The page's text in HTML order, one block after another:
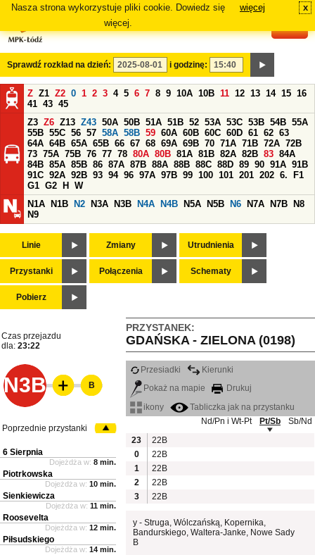
Nasza strona wykorzystuje pliki cookie. Dowiedz się
więcej.
więcej x
Sprawdź rozkład na dzień: i godzinę:
Z Z1 Z2 0 1 2 3 4 5 6 7 8 9 10A 10B 11 12 13 14 15 16
41 43 45
Z3 Z6 Z13 Z43 50A 50B 51A 51B 52 53A 53C 53B 54B 55A
55B 55C 56 57 58A 58B 59 60A 60B 60C 60D 61 62 63
64A 64B 65A 65B 66 67 68 69A 69B 70 71A 71B 72A 72B
73 75A 75B 76 77 78 80A 80B 81A 81B 82A 82B 83 84A
84B 85A 85B 86 87A 87B 88A 88B 88C 88D 89 90 91A 91B
91C 92A 92B 93 94 96 97A 97B 99 100 101 201 202 6.
F1
G1 G2 H
W
N1A
N1B N2 N3A N3B N4A N4B N5A N5B N6 N7A N7B
N8
N9
Linie Zmiany Utrudnienia
Przystanki Połączenia Schematy
Pobierz
PRZYSTANEK:
GDAŃSKA - ZIELONA (0198)
Czas przejazdu
dla: 23:22
N3B
Przesiadki
Kierunki
Pokaż na mapie
Drukuj
ikony
Tabliczka jak na przystanku
Nd/Pn i Wt-Pt
Pt/Sb
Sb/Nd
23
22B
0
22B
1
22B
2
22B
3
22B
y - Struga, Wólczańską, Kopernika,
Bandurskiego, Waltera-Janke, Nowe Sady
B
B
Poprzednie przystanki
6 Sierpnia
Dojeżdża w: 8 min.
Piotrkowska
Dojeżdża w: 10 min.
Sienkiewicza
Dojeżdża w: 11 min.
Roosevelta
Dojeżdża w: 12 min.
Piłsudskiego
Dojeżdża w: 14 min.